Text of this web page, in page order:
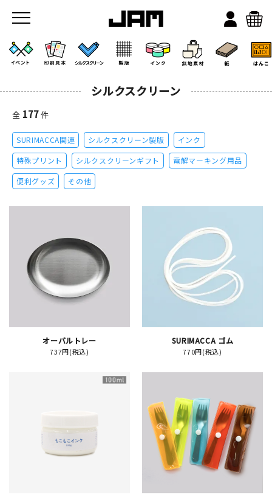
JAMのこと
お店/ワークスペース
イベント
印刷見本
シルクスクリーン
シルクスクリーン
全 177件
SURIMACCA関連 シルクスクリーン製版
インク
特殊プリント
シルクスクリーンギフト
電解マーキング用品
便利グッズ
その他
オーバルトレー
737円(税込)
SURIMACCA ゴム
770円(税込)